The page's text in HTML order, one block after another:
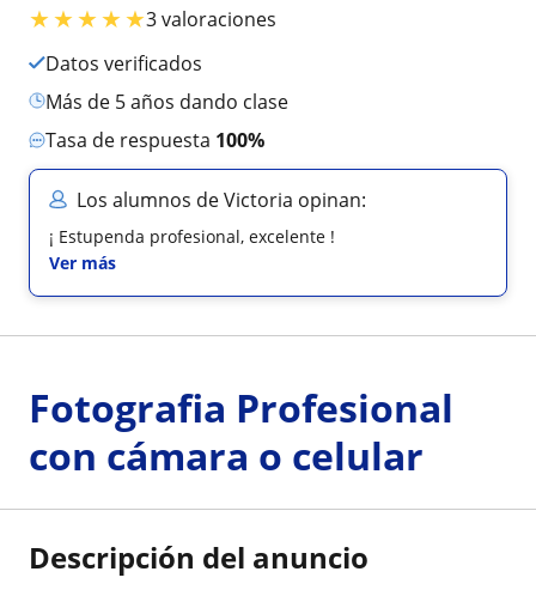
★★★★★3 valoraciones
Datos verificados
más de 5 años dando clase
Tasa de respuesta 100%
Los alumnos de Victoria opinan:
¡ Estupenda profesional, excelente !
Ver más
Fotografia Profesional
con cámara o celular
Descripción del anuncio